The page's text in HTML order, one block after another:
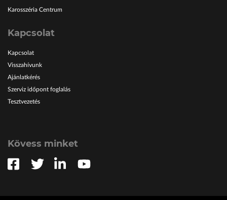
Karosszéria Centrum
Kapcsolat
Kapcsolat
Visszahívunk
Ajánlatkérés
Szerviz időpont foglalás
Tesztvezetés
Kövess minket